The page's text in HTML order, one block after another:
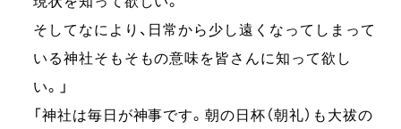
そしてなにより、日常から少し遠くなってしまって
いる神社そもそもの意味を皆さんに知って欲し
い。」
「神社は毎日が神事です。朝の日杯（朝礼）も大祓の